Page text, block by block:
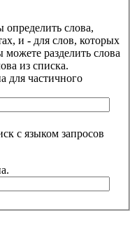
определить слова,
и - для слов, которых
разделить слова
из списка.
для частичного
с языком запросов